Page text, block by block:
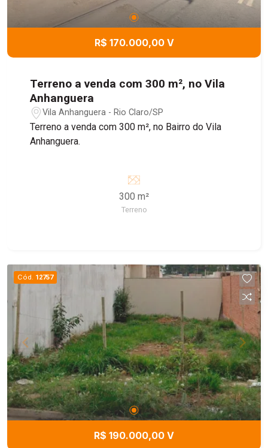
R$ 170.000,00 V
Terreno a venda com 300 m², no Vila
Anhanguera
Vila Anhanguera - Rio Claro/SP
Terreno a venda com 300 m², no Bairro do Vila
Anhanguera.
300 m²
Terreno
Cód. 12757
R$ 190.000,00 V